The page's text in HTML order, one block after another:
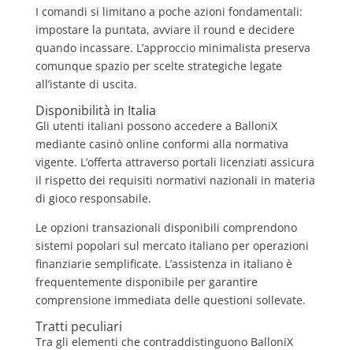
I comandi si limitano a poche azioni fondamentali:
impostare la puntata, avviare il round e decidere
quando incassare. L’approccio minimalista preserva
comunque spazio per scelte strategiche legate
all’istante di uscita.
Disponibilità in Italia
Gli utenti italiani possono accedere a BalloniX
mediante casinò online conformi alla normativa
vigente. L’offerta attraverso portali licenziati assicura
il rispetto dei requisiti normativi nazionali in materia
di gioco responsabile.
Le opzioni transazionali disponibili comprendono
sistemi popolari sul mercato italiano per operazioni
finanziarie semplificate. L’assistenza in italiano è
frequentemente disponibile per garantire
comprensione immediata delle questioni sollevate.
Tratti peculiari
Tra gli elementi che contraddistinguono BalloniX